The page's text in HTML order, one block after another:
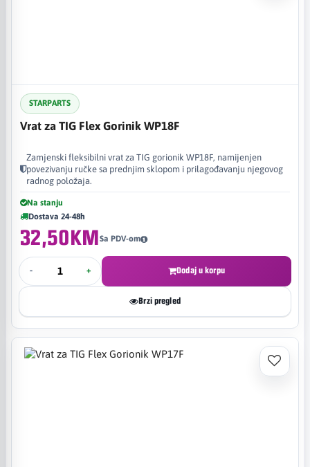
STARPARTS
Vrat za TIG Flex Gorinik WP18F
Zamjenski fleksibilni vrat za TIG gorionik WP18F, namijenjen
povezivanju ručke sa prednjim sklopom i prilagođavanju njegovog
radnog položaja.
Na stanju
Dostava 24-48h
32,50KMSa PDV-om
- + Dodaj u korpu
Brzi pregled